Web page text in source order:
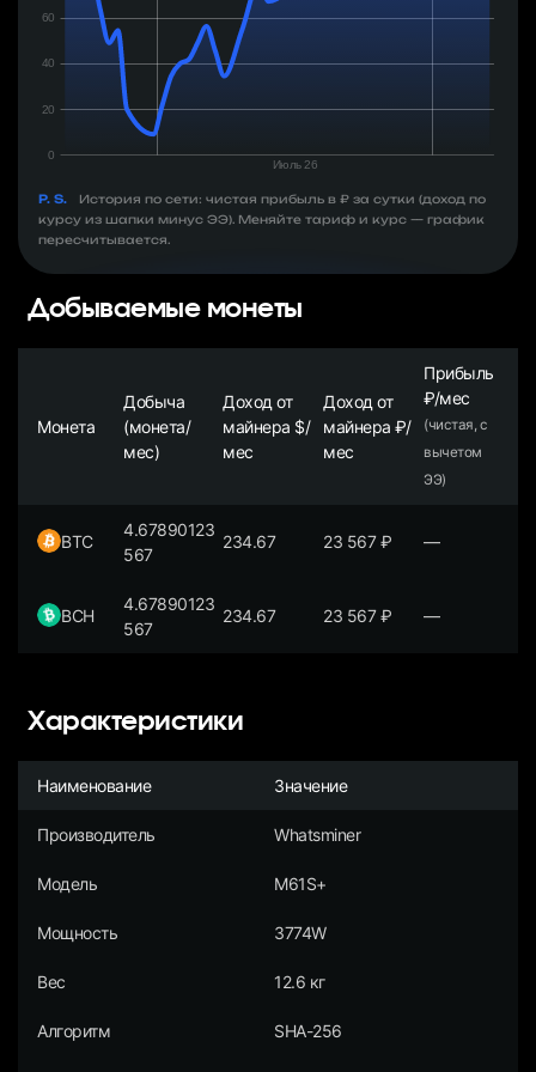
P. S.
История по сети: чистая прибыль в ₽ за сутки (доход по
курсу из шапки минус ЭЭ). Меняйте тариф и курс — график
пересчитывается.
Добываемые монеты
Монета
Добыча
(монета/
мес)
Доход от
майнера $/
мес
Доход от
майнера ₽/
мес
Прибыль
₽/мес
(чистая, с
вычетом
ЭЭ)
BTC
4.67890123
567
234.67 23 567₽ —
BCH
4.67890123
567
234.67 23 567₽ —
Характеристики
Наименование Значение
Производитель Whatsminer
Модель M61S+
Мощность 3774W
Вес 12.6 кг
Алгоритм SHA-256